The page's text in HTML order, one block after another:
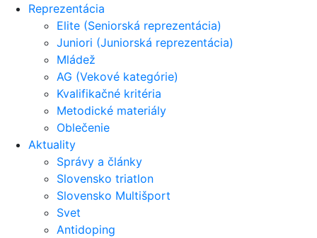
Reprezentácia
Elite (Seniorská reprezentácia)
Juniori (Juniorská reprezentácia)
Mládež
AG (Vekové kategórie)
Kvalifikačné kritéria
Metodické materiály
Oblečenie
Aktuality
Správy a články
Slovensko triatlon
Slovensko Multišport
Svet
Antidoping